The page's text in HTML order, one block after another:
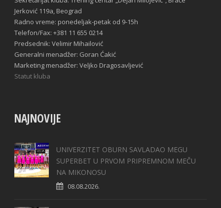
Jerković 119a, Beograd
Radno vreme: ponedeljak-petak od 9-15h
Telefon/Fax: +381 11 655 0214
Predsednik: Velimir Mihailović
Generalni menadžer: Goran Ćakić
Marketing menadžer: Veljko Dragosavljević
Statut kluba
NAJNOVIJE
UNIVERZITET OBURN SAVLADAO MEGU
SUPERBET U PRVOM PRIPREMNOM MEČU
NA MIKONOSU
08.08.2026.